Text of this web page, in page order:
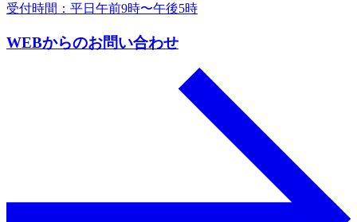
受付時間：平日午前9時〜午後5時
WEBからのお問い合わせ